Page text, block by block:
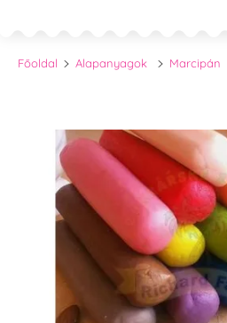
Főoldal Alapanyagok Marcipán